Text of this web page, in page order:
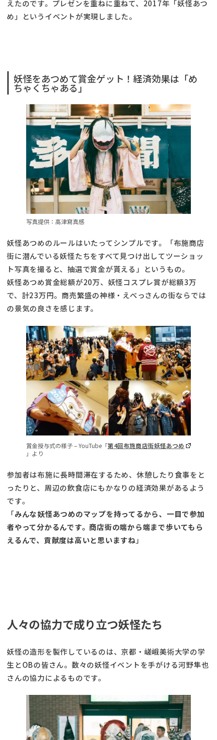
えたのです。プレゼンを重ねに重ねて、2017年「妖怪あつ
め」というイベントが実現しました。
妖怪をあつめて賞金ゲット！経済効果は「め
ちゃくちゃある」
写真提供：高津寫真感
妖怪あつめのルールはいたってシンプルです。「布施商店
街に潜んでいる妖怪たちをすべて見つけ出してツーショッ
ト写真を撮ると、抽選で賞金が貰える」というもの。
妖怪あつめ賞金総額が20万、妖怪コスプレ賞が総額3万
で、計23万円。商売繁盛の神様・えべっさんの街ならでは
の景気の良さを感じます。
賞金授与式の様子 – YouTube「第4回布施商店街妖怪あつめ
」より
参加者は布施に長時間滞在するため、休憩したり食事をと
ったりと、周辺の飲食店にもかなりの経済効果があるよう
です。
「みんな妖怪あつめのマップを持ってるから、一目で参加
者やって分かるんです。商店街の端から端まで歩いてもら
えるんで、貢献度は高いと思いますね」
人々の協力で成り立つ妖怪たち
妖怪の造形を製作しているのは、京都・嵯峨美術大学の学
生とOBの皆さん。数々の妖怪イベントを手がける河野隼也
さんの協力によるものです。